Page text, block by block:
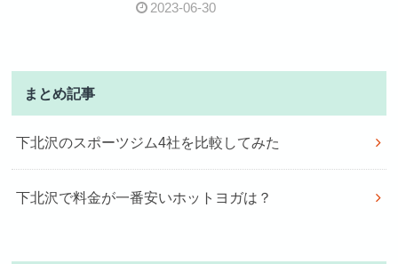
2023-06-30
まとめ記事
下北沢のスポーツジム4社を比較してみた
下北沢で料金が一番安いホットヨガは？